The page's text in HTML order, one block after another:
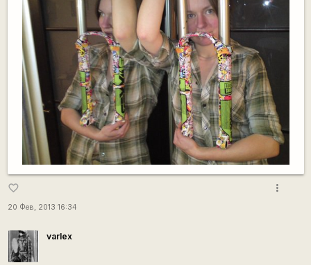
favorite_border
20 Фев, 2013 16:34
more_vert
varlex